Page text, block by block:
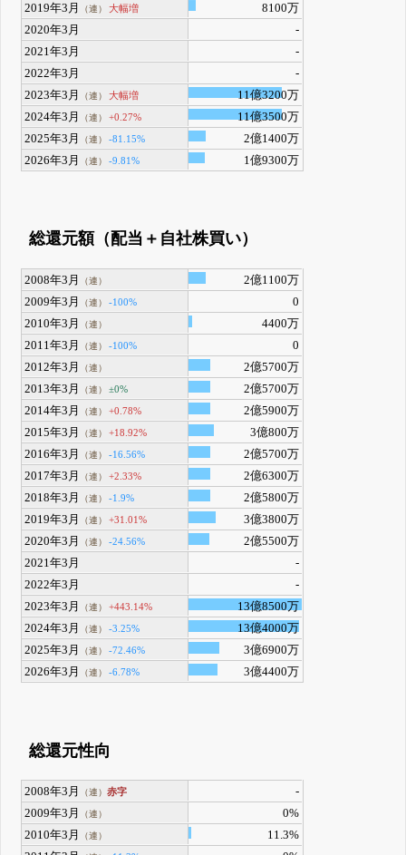
2019年3月
（連） 大幅増
8100万
2020年3月
-
2021年3月
-
2022年3月
-
2023年3月
（連） 大幅増
11億3200万
2024年3月
（連） +0.27%
11億3500万
2025年3月
（連） -81.15%
2億1400万
2026年3月
（連） -9.81% 1億9300万
総還元額（配当＋自社株買い）
2008年3月 （連）
2億1100万
2009年3月
（連） -100%
0
2010年3月
（連）
4400万
2011年3月
（連） -100%
0
2012年3月
（連）
2億5700万
2013年3月
（連） ±0%
2億5700万
2014年3月
（連） +0.78%
2億5900万
2015年3月
（連） +18.92%
3億800万
2016年3月
（連） -16.56%
2億5700万
2017年3月
（連） +2.33%
2億6300万
2018年3月
（連） -1.9%
2億5800万
2019年3月
（連） +31.01%
3億3800万
2020年3月
（連） -24.56%
2億5500万
2021年3月
-
2022年3月
-
2023年3月
（連） +443.14%
13億8500万
2024年3月
（連） -3.25%
13億4000万
2025年3月
（連） -72.46%
3億6900万
2026年3月
（連） -6.78% 3億4400万
総還元性向
2008年3月 （連）赤字
-
2009年3月
（連）
0%
2010年3月
（連）
11.3%